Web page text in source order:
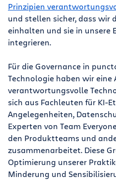
Prinzipien
und stellen sicher, dass wir
einhalten und sie in unsere
integrieren.
Für die Governance in
Technologie haben wir eine
verantwortungsvolle
sich aus Fachleuten für KI-
Angelegenheiten,
Experten von Team
den Produktteams und
zusammenarbeitet. Diese
Optimierung unserer
Minderung und